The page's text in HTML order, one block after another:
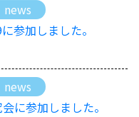
news
参加しました。
news
に参加しました。